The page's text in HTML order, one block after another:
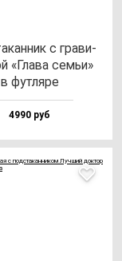
с гра­ви­
«Гла­ва семьи»
в фут­ля­ре
4990 руб